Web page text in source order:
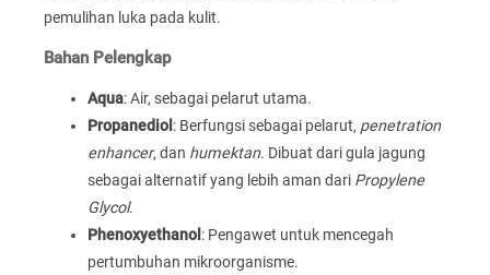
pemulihan luka pada kulit.
Bahan Pelengkap
Aqua: Air, sebagai pelarut utama.
Propanediol : Berfungsi sebagai pelarut, penetration
enhancer, dan humektan. Dibuat dari gula jagung
sebagai alternatif yang lebih aman dari Propylene
Glycol.
Phenoxyethanol : Pengawet untuk mencegah
pertumbuhan mikroorganisme.